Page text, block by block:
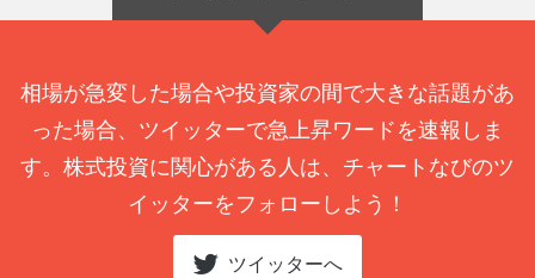
相場が急変した場合や投資家の間で大きな話題があ
った場合、ツイッターで急上昇ワードを速報しま
す。株式投資に関心がある人は、チャートなびのツ
イッターをフォローしよう！
ツイッターへ